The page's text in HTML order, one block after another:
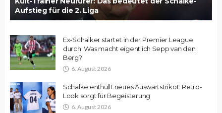
Aufstieg für die 2. Liga
Ex-Schalker startet in der Premier League
durch: Was macht eigentlich Sepp van den
Berg?
6. August 2026
Schalke enthüllt neues Auswärtstrikot: Retro-
Look sorgt für Begeisterung
6. August 2026